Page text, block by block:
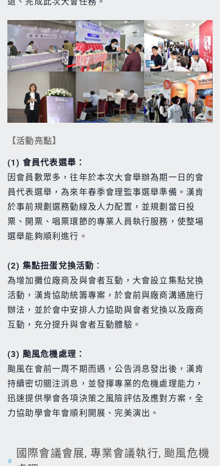
【活動亮點】
(1) 會員代表選舉：
因會員數眾多，往年於本次大會舉辦為期一日的會
員代表選舉，為來年春季會理監事選舉準備。漢肯
於事前規劃選務動線及人力配置，並規劃當日投
票、開票、唱票環節的專業人員執行服務，使整場
選舉能夠順利進行。
(2) 集點扭蛋兌換活動 ：
為增加攤位廠商及與會者互動，大會設立集點兌換
活動，漢肯協助統籌專案，於會前與廠商溝通施行
辦法，並於會中安排人力協助與會者兌換以及廠商
互動，充分提升與會者互動體驗。
(3) 颱風危機處理：
颱風在會前一周不期而遇，公告消息發出後，漢肯
持續密切關注消息，並發揮專業的危機處理能力，
迅速提供學會各項決策之風險評估及應對方案，全
力協助學會年會順利開展、完美演出。
國際會議會展, 專業會議執行, 颱風危機